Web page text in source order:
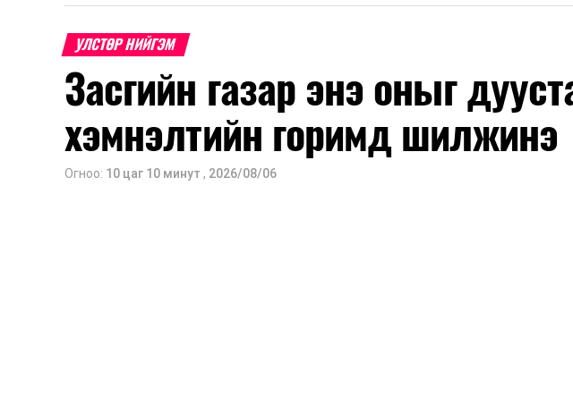
УЛСТӨР НИЙГЭМ
Засгийн газар энэ оныг
хэмнэлтийн горимд шилжинэ
Огноо: 10 цаг 10 минут , 2026/08/06